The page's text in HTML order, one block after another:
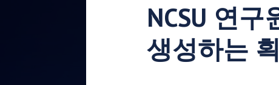
NCSU 연
생성하는